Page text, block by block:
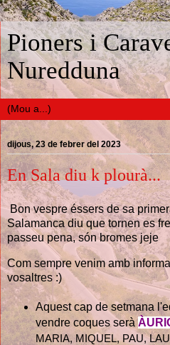
Pioners i
Nuredduna
dijous, 23 de febrer del 2023
En Sala diu k plourà...
Bon vespre éssers de sa
Salamanca diu que tornen es
passeu pena, són bromes jeje
Com sempre venim amb
vosaltres :)
Aquest cap de setmana
vendre coques serà
MARIA, MIQUEL, PAU,